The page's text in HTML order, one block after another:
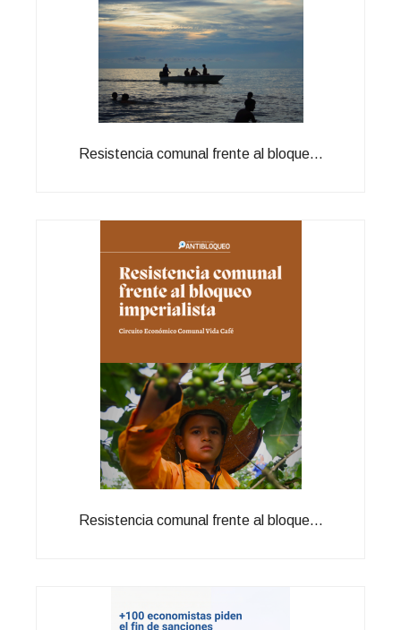
Resistencia comunal frente al bloque...
Resistencia comunal frente al bloque...